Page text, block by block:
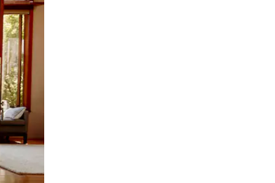
glisser.